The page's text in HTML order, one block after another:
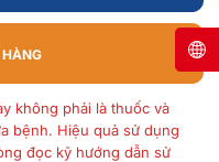
HÀNG
không phải là thuốc và
bệnh. Hiệu quả sử dụng
đọc kỹ hướng dẫn sử